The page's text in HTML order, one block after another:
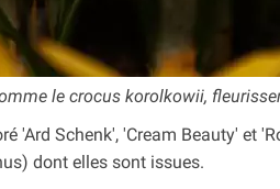
le crocus korolkowii,
'Ard Schenk', 'Cream Beauty' et
dont elles sont issues.